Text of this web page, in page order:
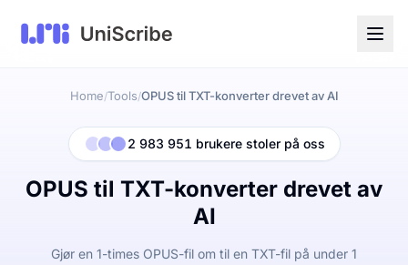
Home/Tools/OPUS til TXT-konverter drevet av AI
2 983 951 brukere stoler på oss
OPUS til TXT-konverter drevet av
AI
Gjør en 1-times OPUS-fil om til en TXT-fil på under 1